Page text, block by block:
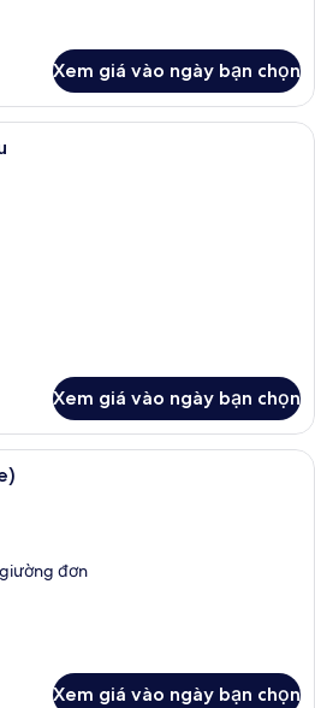
Xem giá vào ngày bạn chọn
Bộ đồ giường kháng dị ứng,
Xem giá vào ngày bạn chọn
Bộ đồ giường kháng dị ứng,
đơn
Xem giá vào ngày bạn chọn